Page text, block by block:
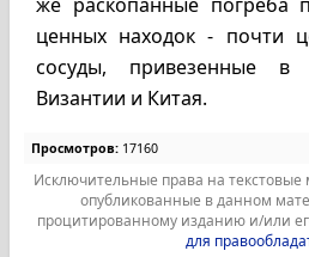
ценных находок - почти
сосуды, привезенные
Византии и Китая.
Просмотров: 17160
Исключительные права на
опубликованные в данном
процитированному изданию и/или
для